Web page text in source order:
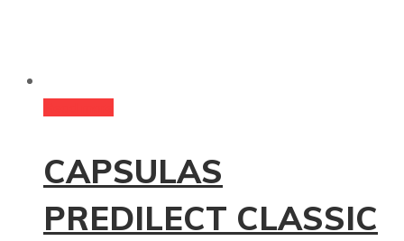
CAPSULAS
PREDILECT CLASSIC